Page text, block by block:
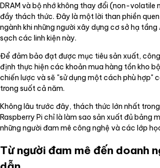
DRAM và bộ nhớ không thay đổi (non-volatile
đầy thách thức. Đây là một lời than phiền
ngành khi những người xây dựng cơ sở hạ
sạch các linh kiện này.
Để đảm bảo đạt được mục tiêu sản xuất,
định thực hiện các khoản mua hàng tồn kho
chiến lược và sẽ "sử dụng một cách phù hợp"
trong suốt cả năm.
Không lâu trước đây, thách thức lớn nhất
Raspberry Pi chỉ là làm sao sản xuất đủ bảng
những người đam mê công nghệ và các lớp
Từ người đam mê đến doanh